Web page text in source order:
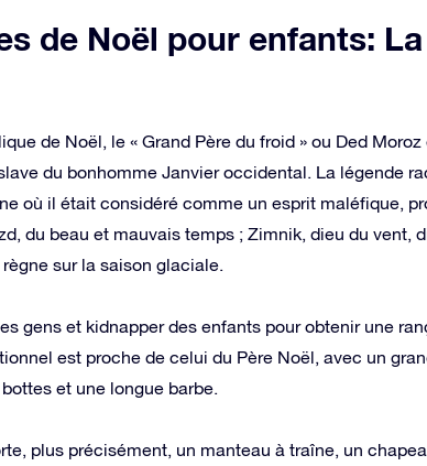
de Noël pour enfants:
de Noël, le « Grand Père du froid » ou Ded
du bonhomme Janvier occidental. La légende
où il était considéré comme un esprit maléfique,
du beau et mauvais temps ; Zimnik, dieu du vent,
sur la saison glaciale.
gens et kidnapper des enfants pour obtenir une
est proche de celui du Père Noël, avec un
et une longue barbe.
plus précisément, un manteau à traîne, un